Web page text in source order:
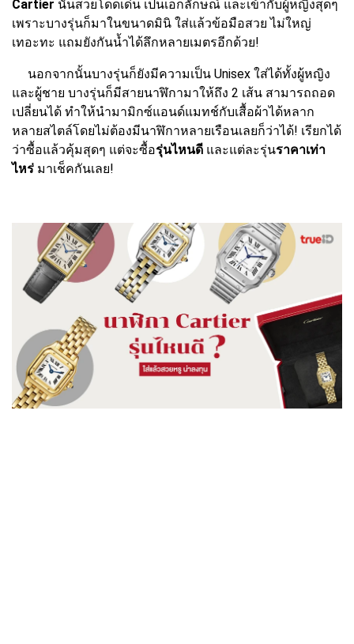
Cartier นั้นสวยโดดเด่น เป็นเอกลักษณ์ และเข้ากับผู้หญิงสุดๆ
เพราะบางรุ่นก็มาในขนาดมินิ ใส่แล้วข้อมือสวย ไม่ใหญ่
เทอะทะ แถมยังกันน้ำได้ลึกหลายเมตรอีกด้วย!
นอกจากนั้นบางรุ่นก็ยังมีความเป็น Unisex ใส่ได้ทั้งผู้หญิง
และผู้ชาย บางรุ่นก็มีสายนาฬิกามาให้ถึง 2 เส้น สามารถถอด
เปลี่ยนได้ ทำให้นำมามิกซ์แอนด์แมทช์กับเสื้อผ้าได้หลาก
หลายสไตล์โดยไม่ต้องมีนาฬิกาหลายเรือนเลยก็ว่าได้! เรียกได้
ว่าซื้อแล้วคุ้มสุดๆ แต่จะซื้อรุ่นไหนดี และแต่ละรุ่นราคาเท่า
ไหร่ มาเช็คกันเลย!